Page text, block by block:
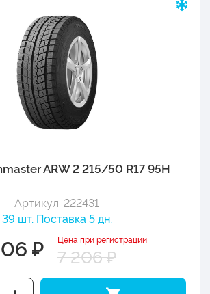
ARW 2 215/50 R17 95H
Артикул: 222431
39 шт. Поставка 5 дн.
₽ Цена при регистрации
7 206 ₽